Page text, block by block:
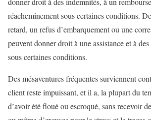
réacheminement sous certaines conditions.
retard, un refus d’embarquement ou une
peuvent donner droit à une assistance et à
sous certaines conditions.
Des mésaventures fréquentes surviennent
client reste impuissant, et il a, la plupart du
d’avoir été floué ou escroqué, sans recevoir